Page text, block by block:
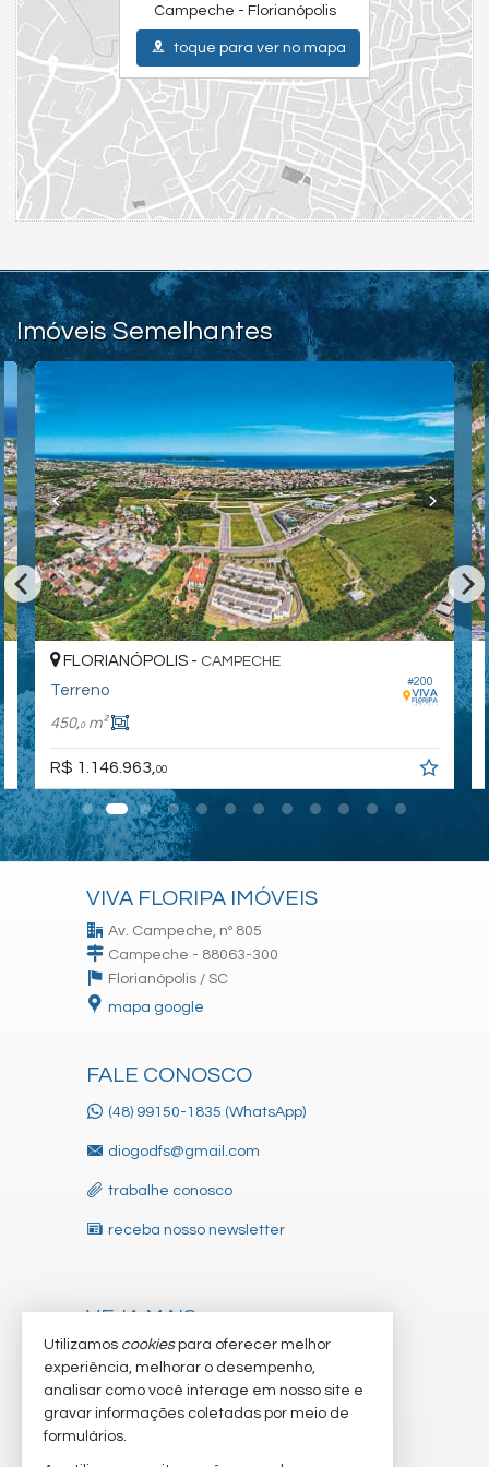
Campeche - Florianópolis
toque para ver no mapa
Imóveis Semelhantes
#200
FLORIANÓPOLIS - CAMPECHE
Terreno
450,0m²
R$ 1.146.963, 00
VIVA FLORIPA IMÓVEIS
Av. Campeche, nº 805
Campeche - 88063-300
Florianópolis / SC
mapa google
FALE CONOSCO
(48) 99150-1835 (WhatsApp)
diogodfs@gmail.com
trabalhe conosco
receba nosso newsletter
VEJA MAIS
indicadores financeiros
cadastre seu imóvel
imóveis favoritos
Utilizamos cookiespara oferecer melhor
experiência, melhorar o desempenho,
analisar como você interage em nosso site e
gravar informações coletadas por meio de
formulários.